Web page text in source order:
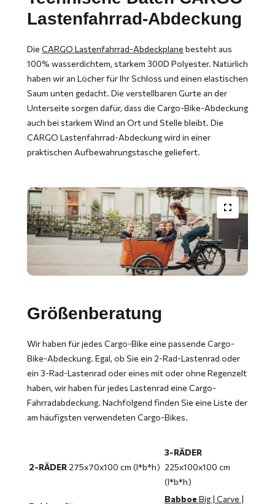
Lastenfahrrad-Abdeckung
Die CARGO Lastenfahrrad-Abdeckplane besteht aus
100% wasserdichtem, starkem 300D Polyester. Natürlich
haben wir an Löcher für Ihr Schloss und einen elastischen
Saum unten gedacht. Die verstellbaren Gurte an der
Unterseite sorgen dafür, dass die Cargo-Bike-Abdeckung
auch bei starkem Wind an Ort und Stelle bleibt. Die
CARGO Lastenfahrrad-Abdeckung wird in einer
praktischen Aufbewahrungstasche geliefert.
Volle
Größenberatung
Wir haben für jedes Cargo-Bike eine passende Cargo-
Bike-Abdeckung. Egal, ob Sie ein 2-Rad-Lastenrad oder
ein 3-Rad-Lastenrad oder eines mit oder ohne Regenzelt
haben, wir haben für jedes Lastenrad eine Cargo-
Fahrradabdeckung. Nachfolgend finden Sie eine Liste der
am häufigsten verwendeten Cargo-Bikes.
2-RÄDER 275x70x100 cm (l*b*h)
3-RÄDER
225x100x100 cm
(l*b*h)
Babboe Big | Carve |